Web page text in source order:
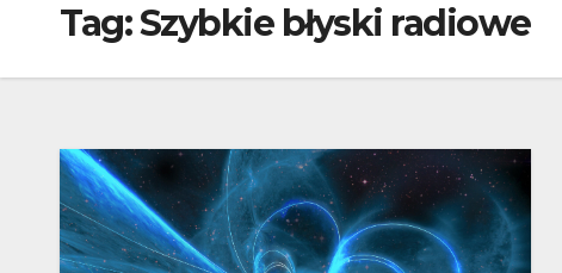
Tag:Szybkie błyski radiowe